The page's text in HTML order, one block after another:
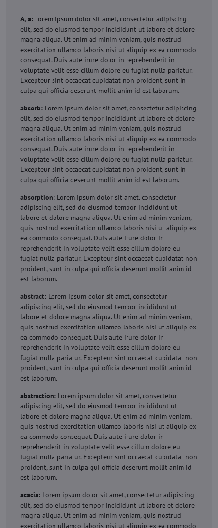
A, a: Lorem ipsum dolor sit amet, consectetur adipiscing
elit, sed do eiusmod tempor incididunt ut labore et dolore
magna aliqua. Ut enim ad minim veniam, quis nostrud
exercitation ullamco laboris nisi ut aliquip ex ea commodo
consequat. Duis aute irure dolor in reprehenderit in
voluptate velit esse cillum dolore eu fugiat nulla pariatur.
Excepteur sint occaecat cupidatat non proident, sunt in
culpa qui officia deserunt mollit anim id est laborum.
absorb: Lorem ipsum dolor sit amet, consectetur adipiscing
elit, sed do eiusmod tempor incididunt ut labore et dolore
magna aliqua. Ut enim ad minim veniam, quis nostrud
exercitation ullamco laboris nisi ut aliquip ex ea commodo
consequat. Duis aute irure dolor in reprehenderit in
voluptate velit esse cillum dolore eu fugiat nulla pariatur.
Excepteur sint occaecat cupidatat non proident, sunt in
culpa qui officia deserunt mollit anim id est laborum.
absorption: Lorem ipsum dolor sit amet, consectetur
adipiscing elit, sed do eiusmod tempor incididunt ut
labore et dolore magna aliqua. Ut enim ad minim veniam,
quis nostrud exercitation ullamco laboris nisi ut aliquip ex
ea commodo consequat. Duis aute irure dolor in
reprehenderit in voluptate velit esse cillum dolore eu
fugiat nulla pariatur. Excepteur sint occaecat cupidatat non
proident, sunt in culpa qui officia deserunt mollit anim id
est laborum.
abstract: Lorem ipsum dolor sit amet, consectetur
adipiscing elit, sed do eiusmod tempor incididunt ut
labore et dolore magna aliqua. Ut enim ad minim veniam,
quis nostrud exercitation ullamco laboris nisi ut aliquip ex
ea commodo consequat. Duis aute irure dolor in
reprehenderit in voluptate velit esse cillum dolore eu
fugiat nulla pariatur. Excepteur sint occaecat cupidatat non
proident, sunt in culpa qui officia deserunt mollit anim id
est laborum.
abstraction: Lorem ipsum dolor sit amet, consectetur
adipiscing elit, sed do eiusmod tempor incididunt ut
labore et dolore magna aliqua. Ut enim ad minim veniam,
quis nostrud exercitation ullamco laboris nisi ut aliquip ex
ea commodo consequat. Duis aute irure dolor in
reprehenderit in voluptate velit esse cillum dolore eu
fugiat nulla pariatur. Excepteur sint occaecat cupidatat non
proident, sunt in culpa qui officia deserunt mollit anim id
est laborum.
acacia: Lorem ipsum dolor sit amet, consectetur adipiscing
elit, sed do eiusmod tempor incididunt ut labore et dolore
magna aliqua. Ut enim ad minim veniam, quis nostrud
exercitation ullamco laboris nisi ut aliquip ex ea commodo